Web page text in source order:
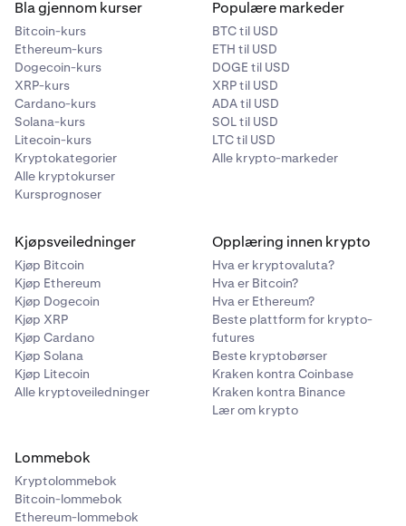
Bla gjennom kurser
Bitcoin-kurs
Ethereum-kurs
Dogecoin-kurs
XRP-kurs
Cardano-kurs
Solana-kurs
Litecoin-kurs
Kryptokategorier
Alle kryptokurser
Kursprognoser
Populære markeder
BTC til USD
ETH til USD
DOGE til USD
XRP til USD
ADA til USD
SOL til USD
LTC til USD
Alle krypto-markeder
Kjøpsveiledninger
Kjøp Bitcoin
Kjøp Ethereum
Kjøp Dogecoin
Kjøp XRP
Kjøp Cardano
Kjøp Solana
Kjøp Litecoin
Alle kryptoveiledninger
Opplæring innen krypto
Hva er kryptovaluta?
Hva er Bitcoin?
Hva er Ethereum?
Beste plattform for krypto-
futures
Beste kryptobørser
Kraken kontra Coinbase
Kraken kontra Binance
Lær om krypto
Lommebok
Kryptolommebok
Bitcoin-lommebok
Ethereum-lommebok